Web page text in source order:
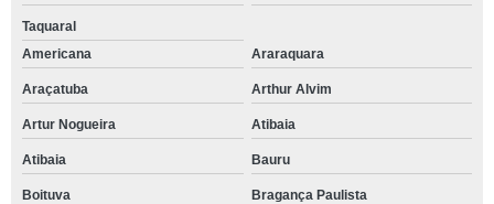
Taquaral
Americana
Araraquara
Araçatuba Arthur Alvim
Artur Nogueira Atibaia
Atibaia Bauru
Boituva Bragança Paulista